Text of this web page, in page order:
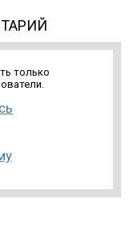
только